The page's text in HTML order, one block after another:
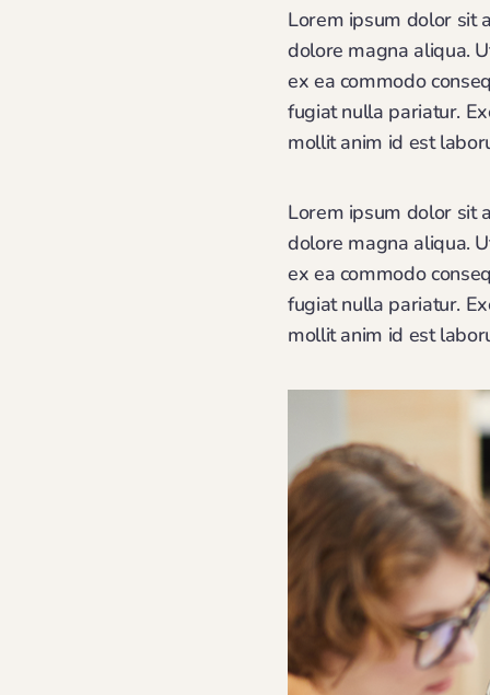
Lorem ipsum dolor sit
dolore magna aliqua.
ex ea commodo
fugiat nulla pariatur.
mollit anim id est
Lorem ipsum dolor sit
dolore magna aliqua.
ex ea commodo
fugiat nulla pariatur.
mollit anim id est